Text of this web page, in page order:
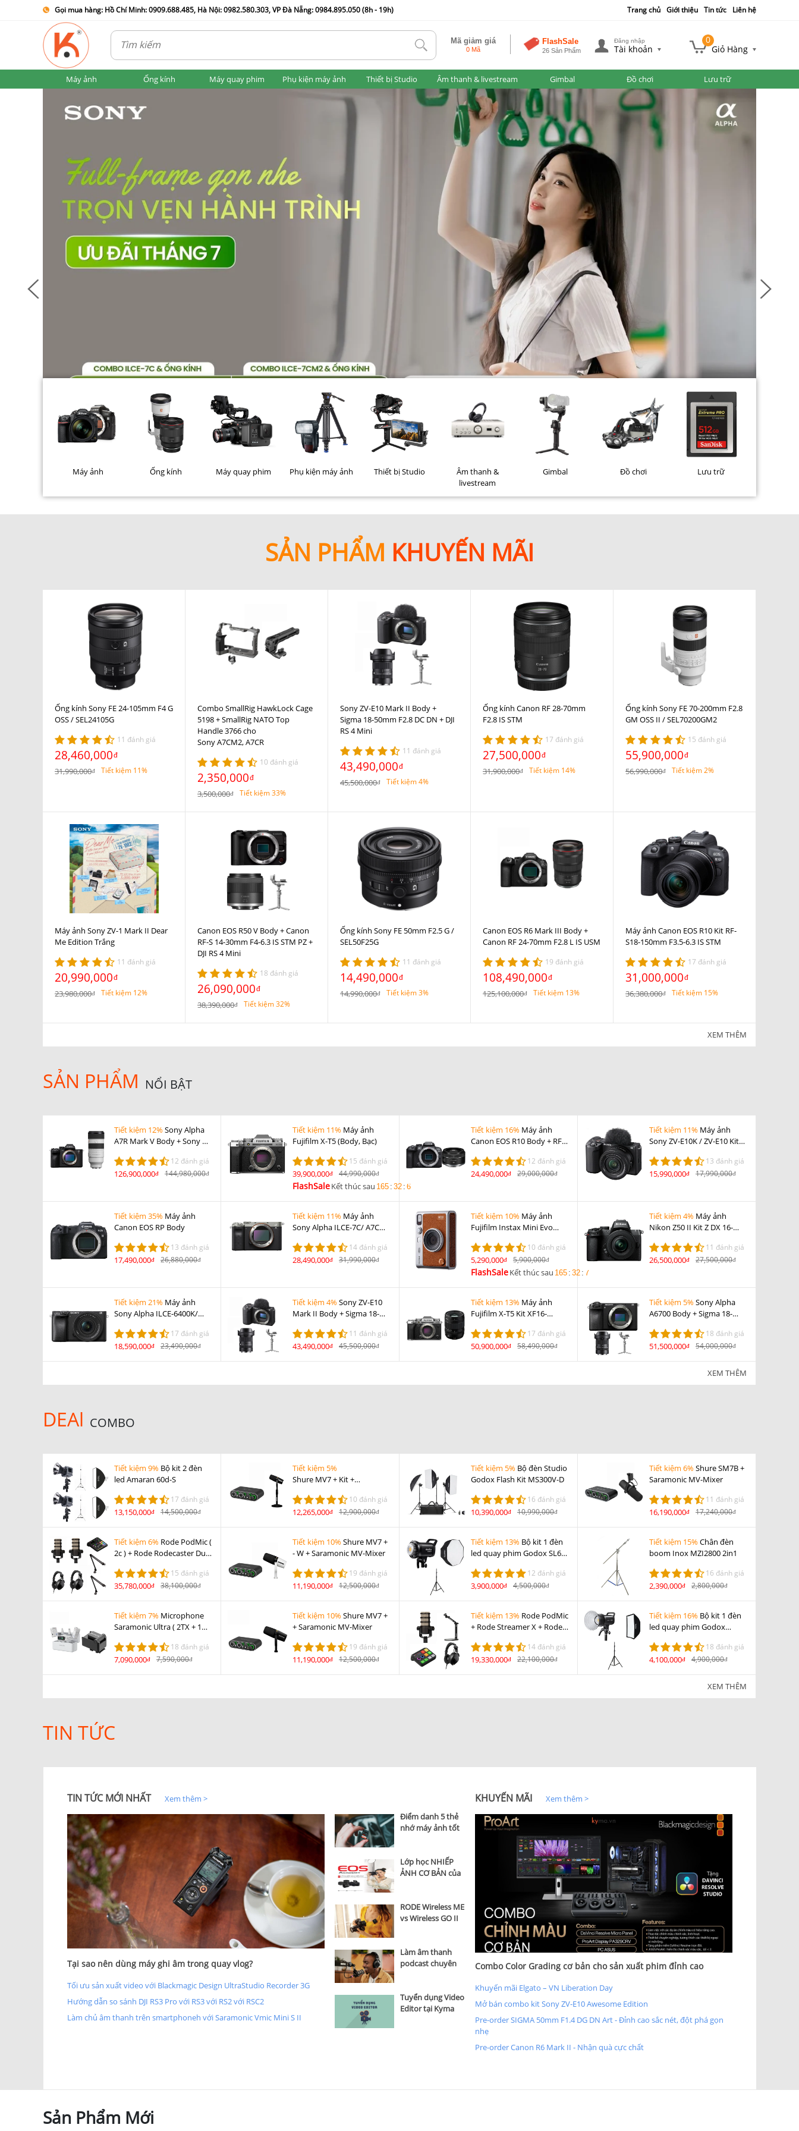
Gọi mua hàng: Hồ Chí Minh: 0909.688.485, Hà Nội: 0982.580.303, VP Đà Nẵng: 0984.895.050 (8h - 19h) Trang chủ Giới thiệu Tin tức Liên hệ
tlk Mã giảm giá
0 Mã
FlashSale
26 Sản Phẩm
Đăng nhập
Tài khoản
0
Giỏ Hàng
Máy ảnh Ống kính Máy quay phim Phụ kiện máy ảnh Thiết bị Studio Âm thanh & livestream Gimbal Đồ chơi Lưu trữ
Máy ảnh Ống kính Máy quay phim Phụ kiện máy ảnh Thiết bị Studio
Âm thanh &
livestream
Gimbal Đồ chơi Lưu trữ
SẢN PHẨM KHUYẾN MÃI
Ống kính Sony FE 24-105mm F4 G
OSS / SEL24105G
11 đánh giá
28,460,000đ
31,990,000đ Tiết kiệm 11%
Combo SmallRig HawkLock Cage
5198 + SmallRig NATO Top
Handle 3766 cho
Sony A7CM2, A7CR
10 đánh giá
2,350,000đ
3,500,000đ Tiết kiệm 33%
Sony ZV-E10 Mark II Body +
Sigma 18-50mm F2.8 DC DN + DJI
RS 4 Mini
11 đánh giá
43,490,000đ
45,500,000đ Tiết kiệm 4%
Ống kính Canon RF 28-70mm
F2.8 IS STM
17 đánh giá
27,500,000đ
31,900,000đ Tiết kiệm 14%
Ống kính Sony FE 70-200mm F2.8
GM OSS II / SEL70200GM2
15 đánh giá
55,900,000đ
56,990,000đ Tiết kiệm 2%
Máy ảnh Sony ZV-1 Mark II Dear
Me Edition Trắng
11 đánh giá
20,990,000đ
23,980,000đ Tiết kiệm 12%
Canon EOS R50 V Body + Canon
RF-S 14-30mm F4-6.3 IS STM PZ +
DJI RS 4 Mini
18 đánh giá
26,090,000đ
38,390,000đ Tiết kiệm 32%
Ống kính Sony FE 50mm F2.5 G /
SEL50F25G
11 đánh giá
14,490,000đ
14,990,000đ Tiết kiệm 3%
Canon EOS R6 Mark III Body +
Canon RF 24-70mm F2.8 L IS USM
19 đánh giá
108,490,000đ
125,100,000đ Tiết kiệm 13%
Máy ảnh Canon EOS R10 Kit RF-
S18-150mm F3.5-6.3 IS STM
17 đánh giá
31,000,000đ
36,380,000đ Tiết kiệm 15%
XEM THÊM
SẢN PHẨM NỔI BẬT
Tiết kiệm 12% Sony Alpha
A7R Mark V Body + Sony FE
12 đánh giá
126,900,000đ 144,980,000đ
Tiết kiệm 11% Máy ảnh
Fujifilm X-T5 (Body, Bạc)
15 đánh giá
39,900,000đ 44,990,000đ
FlashSaleKết thúc sau 165 : 32 : 5
Tiết kiệm 16% Máy ảnh
Canon EOS R10 Body + RF
12 đánh giá
24,490,000đ 29,000,000đ
Tiết kiệm 11% Máy ảnh
Sony ZV-E10K / ZV-E10 Kit
13 đánh giá
15,990,000đ 17,990,000đ
Tiết kiệm 35% Máy ảnh
Canon EOS RP Body
13 đánh giá
17,490,000đ 26,880,000đ
Tiết kiệm 11% Máy ảnh
Sony Alpha ILCE-7C/ A7C
14 đánh giá
28,490,000đ 31,990,000đ
Tiết kiệm 10% Máy ảnh
Fujifilm Instax Mini Evo
10 đánh giá
5,290,000đ 5,900,000đ
FlashSaleKết thúc sau 165 : 32 : 5
Tiết kiệm 4% Máy ảnh
Nikon Z50 II Kit Z DX 16-
VR Nhập khẩu
11 đánh giá
26,500,000đ 27,500,000đ
Tiết kiệm 21% Máy ảnh
Sony Alpha ILCE-6400K/
5.6 OSS II
17 đánh giá
18,590,000đ 23,490,000đ
Tiết kiệm 4% Sony ZV-E10
Mark II Body + Sigma 18-
Mini
11 đánh giá
43,490,000đ 45,500,000đ
Tiết kiệm 13% Máy ảnh
Fujifilm X-T5 Kit XF16-
Bạc
17 đánh giá
50,900,000đ 58,490,000đ
Tiết kiệm 5% Sony Alpha
A6700 Body + Sigma 18-
Mini
18 đánh giá
51,500,000đ 54,000,000đ
XEM THÊM
DEAl COMBO
Tiết kiệm 9% Bộ kit 2 đèn
led Amaran 60d-S
17 đánh giá
13,150,000đ 14,500,000đ
Tiết kiệm 5%
Shure MV7 + Kit +
10 đánh giá
12,265,000đ 12,900,000đ
Tiết kiệm 5% Bộ đèn Studio
Godox Flash Kit MS300V-D
16 đánh giá
10,390,000đ 10,990,000đ
Tiết kiệm 6% Shure SM7B +
Saramonic MV-Mixer
11 đánh giá
16,190,000đ 17,240,000đ
Tiết kiệm 6% Rode PodMic (
2c ) + Rode Rodecaster Duo
Rode PSA1 ( 2c )15 đánh giá
35,780,000đ 38,100,000đ
Tiết kiệm 10% Shure MV7 +
- W + Saramonic MV-Mixer
19 đánh giá
11,190,000đ 12,500,000đ
Tiết kiệm 13% Bộ kit 1 đèn
led quay phim Godox SL60
12 đánh giá
3,900,000đ 4,500,000đ
Tiết kiệm 15% Chân đèn
boom Inox MZI2800 2in1
16 đánh giá
2,390,000đ 2,800,000đ
Tiết kiệm 7% Microphone
Saramonic Ultra ( 2TX + 1RX
Camera Adapter cho Sony
18 đánh giá
7,090,000đ 7,590,000đ
Tiết kiệm 10% Shure MV7 +
+ Saramonic MV-Mixer
19 đánh giá
11,190,000đ 12,500,000đ
Tiết kiệm 13% Rode PodMic
+ Rode Streamer X + Rode
14 đánh giá
19,330,000đ 22,100,000đ
Tiết kiệm 16% Bộ kit 1 đèn
led quay phim Godox
18 đánh giá
4,100,000đ 4,900,000đ
XEM THÊM
TIN TỨC
TIN TỨC MỚI NHẤT Xem thêm >
Tại sao nên dùng máy ghi âm trong quay vlog?
Tối ưu sản xuất video với Blackmagic Design UltraStudio Recorder 3G
Hướng dẫn so sánh DJI RS3 Pro với RS3 với RS2 với RSC2
Làm chủ âm thanh trên smartphoneh với Saramonic Vmic Mini S II
Điểm danh 5 thẻ
nhớ máy ảnh tốt
Lớp học NHIẾP
ẢNH CƠ BẢN của
Nam
RODE Wireless ME
vs Wireless GO II
Làm âm thanh
podcast chuyên
Tuyển dụng Video
Editor tại Kyma
KHUYẾN MÃI Xem thêm >
Combo Color Grading cơ bản cho sản xuất phim đỉnh cao
Khuyến mãi Elgato – VN Liberation Day
Mở bán combo kit Sony ZV-E10 Awesome Edition
Pre-order SIGMA 50mm F1.4 DG DN Art - Đỉnh cao sắc nét, đột phá gọn
nhẹ
Pre-order Canon R6 Mark II - Nhận quà cực chất
Sản Phẩm Mới